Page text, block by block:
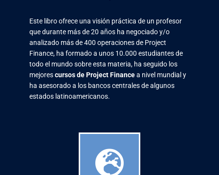
Este libro ofrece una visión práctica de un profesor
que durante más de 20 años ha negociado y/o
analizado más de 400 operaciones de Project
Finance, ha formado a unos 10.000 estudiantes de
todo el mundo sobre esta materia, ha seguido los
mejorescursos de Project Financea nivel mundial y
ha asesorado a los bancos centrales de algunos
estados latinoamericanos.